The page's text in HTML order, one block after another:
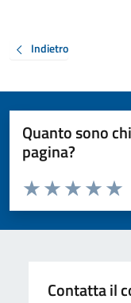
Indietro
Quanto sono
pagina?
Valuta da 1 a 5 stelle la
Valuta
Valuta 3
Valuta 2 stelle
Valuta 1 stelle su 5
Contatta il